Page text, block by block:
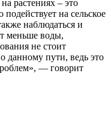
растениях – это
на сельское
наблюдаться и
меньше воды,
не стоит
данному пути, ведь это
— говорит